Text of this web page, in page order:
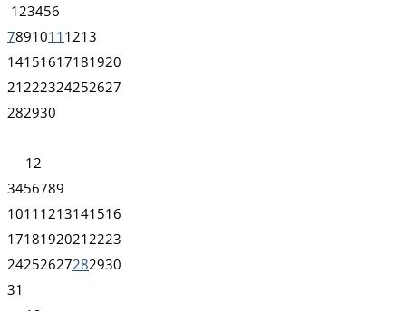
1 23456
7891011 1213
14151617181920
21 222324252627
282930
1 2
3456789
1011 1213141516
1718192021 2223
24252627282930
31